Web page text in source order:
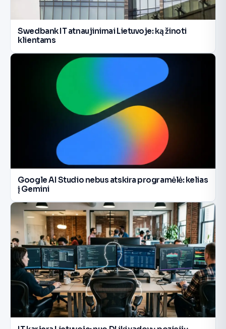
Swedbank IT atnaujinimai Lietuvoje: ką žinoti
klientams
Google AI Studio nebus atskira programėlė: kelias
į Gemini